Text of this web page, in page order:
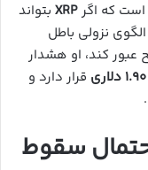
است که اگرXRP بتواند
نزولی باطل
عبور کند، او هشدار
قرار دارد و
سقوط